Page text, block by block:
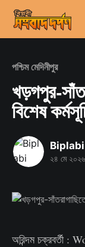
পশ্চিম মেদিনীপুর
খড়গপুর-
বিশেষ
২৪ মে ২০২৬
অরিন্দম চক্রবর্তী